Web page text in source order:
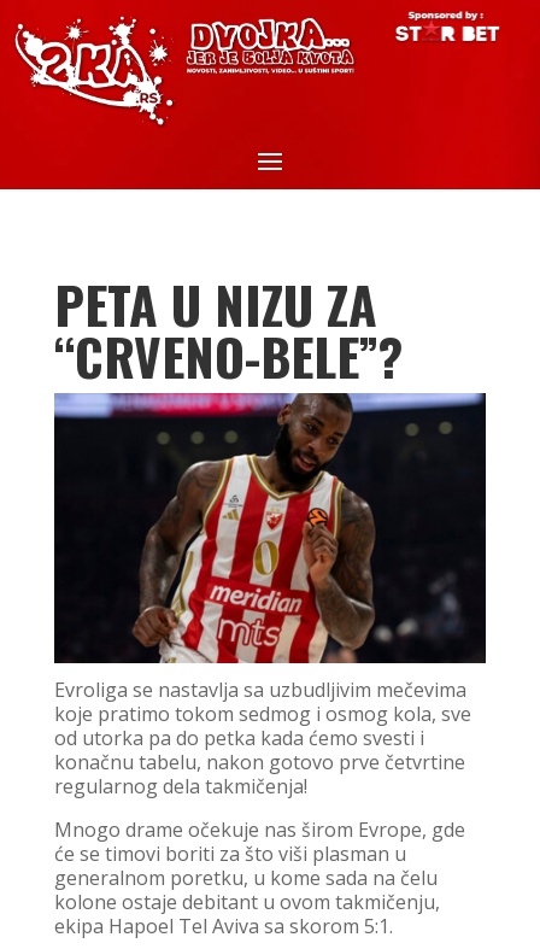
PETA U NIZU ZA
“CRVENO-BELE”?
Evroliga se nastavlja sa uzbudljivim mečevima
koje pratimo tokom sedmog i osmog kola, sve
od utorka pa do petka kada ćemo svesti i
konačnu tabelu, nakon gotovo prve četvrtine
regularnog dela takmičenja!
Mnogo drame očekuje nas širom Evrope, gde
će se timovi boriti za što viši plasman u
generalnom poretku, u kome sada na čelu
kolone ostaje debitant u ovom takmičenju,
ekipa Hapoel Tel Aviva sa skorom 5:1.